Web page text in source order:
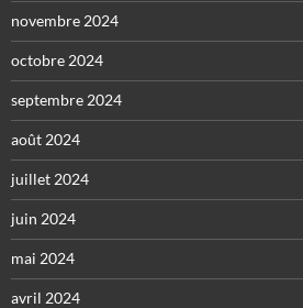
novembre 2024
octobre 2024
septembre 2024
août 2024
juillet 2024
juin 2024
mai 2024
avril 2024